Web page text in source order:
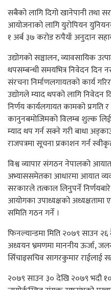
सबैको लागि दिगो खानेपानी
आयोजनाको लागि युरोपियन
१ अर्ब ३७ करोड रुपैयाँ अनुदान
उद्योगको सञ्चालन, व्यावसायिक
थपसम्बन्धी समयभित्र निवेदन
संरचना निर्माणलगायतको कार्य
उद्योगले म्याद थपको लागि निवेदन
निर्णय कार्यलगायत कामको प्रगति
कानुनबमोजिमको विलम्ब शुल्क लिई
म्याद थप गर्न सक्ने गरी बाधा
राजपत्रमा सूचना प्रकाशन गर्न
विश्व व्यापार संगठन नेपालको
अभ्याससमेतका आधारमा आयात
सरकारले तत्काल लिनुपर्ने
आयोगका उपाध्यक्षको
समिति गठन गर्ने ।
फिनल्यान्डमा मिति २०७९ साउन
अध्ययन भ्रमणमा माननीय ऊर्जा,
सिँचाइसचिव सागरकुमार राईलाई
२०७९ साउन ३० देखि २०७९ भदौ